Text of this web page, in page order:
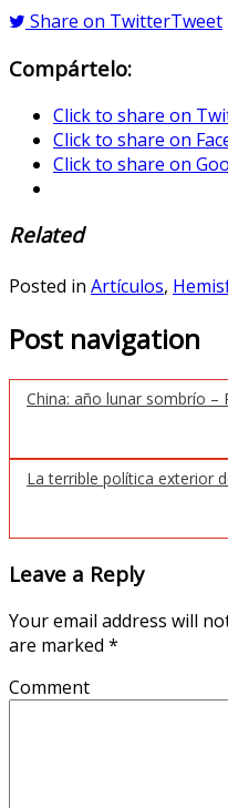
Share on TwitterTweet
Compártelo:
Click to share on
Click to share on
Click to share on
Related
Posted in Artículos,
Post navigation
China: año lunar sombrío –
La terrible política exterior
Leave a Reply
Your email address will
are marked *
Comment